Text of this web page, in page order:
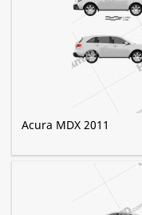
Acura MDX 2011